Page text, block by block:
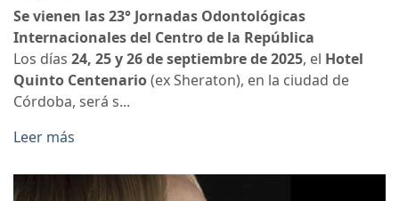
Se vienen las 23° Jornadas Odontológicas
Internacionales del Centro de la República
Los días 24, 25 y 26 de septiembre de 2025, el Hotel
Quinto Centenario(ex Sheraton), en la ciudad de
Córdoba, será s...
Leer más